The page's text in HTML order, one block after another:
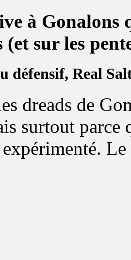
à Gonalons
sur les
défensif, Real
dreads de
surtout parce